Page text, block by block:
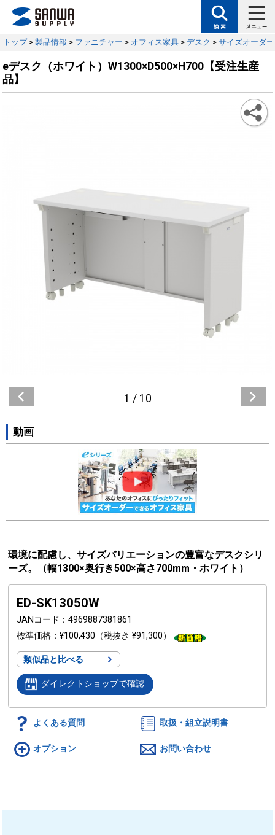
トップ> 製品情報 > ファニチャー > オフィス家具 > デスク > サイズオーダ
eデスク（ホワイト）W1300×D500×H700【受注生産
品】
1 / 10
動画
環境に配慮し、サイズバリエーションの豊富なデスクシリ
ーズ。（幅1300×奥行き500×高さ700mm・ホワイト）
ED-SK13050W
JANコード
4969887381861
標準価格
¥100,430 （税抜き ¥91,300）
類似品と比べる
ダイレクトショップで確認
よくある質問 取扱・組立説明書
オプション お問い合わせ